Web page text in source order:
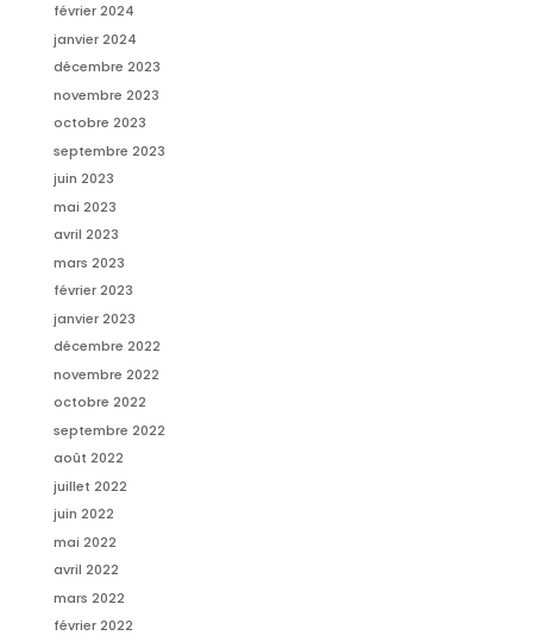
février 2024
janvier 2024
décembre 2023
novembre 2023
octobre 2023
septembre 2023
juin 2023
mai 2023
avril 2023
mars 2023
février 2023
janvier 2023
décembre 2022
novembre 2022
octobre 2022
septembre 2022
août 2022
juillet 2022
juin 2022
mai 2022
avril 2022
mars 2022
février 2022